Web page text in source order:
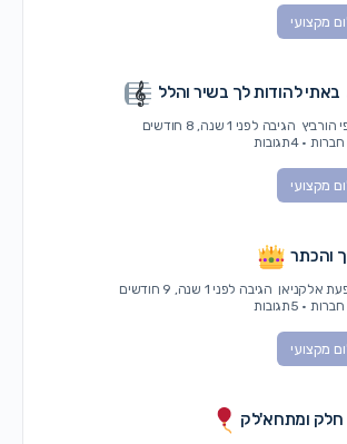
מקצועי
באתי להודות לך בשיר והלל
הורביץ הגיבה לפני 1 שנה, 8 חודשים
· 4תגובות
מקצועי
והכתר
אלקניאן הגיבה לפני 1 שנה, 9 חודשים
· 5תגובות
מקצועי
חלק ומתחא'לק